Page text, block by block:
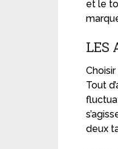
et le
LES
Choisir
Tout
deux